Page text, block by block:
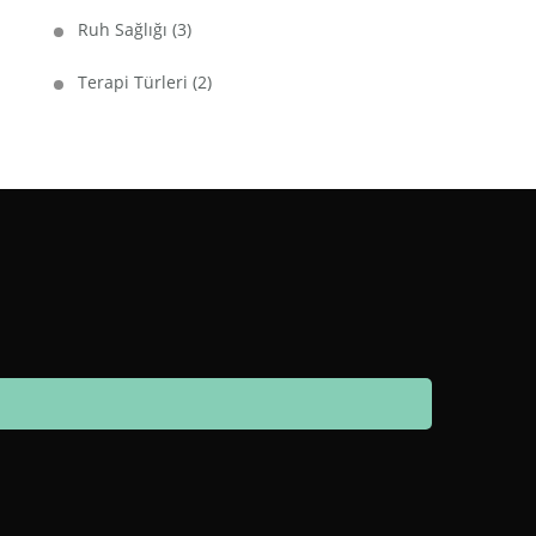
Ruh Sağlığı (3)
Terapi Türleri (2)